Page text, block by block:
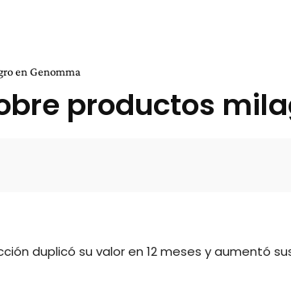
en Genomma
productos
duplicó su valor en 12 meses y aumentó